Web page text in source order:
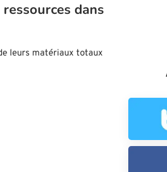
dans
leurs matériaux totaux